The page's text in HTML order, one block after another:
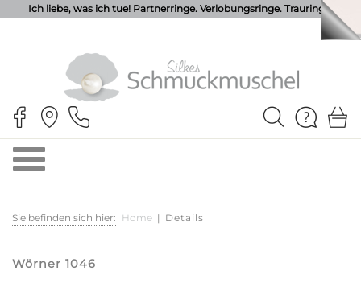
Ich liebe, was ich tue! Partnerringe. Verlobungsringe. Trauringe.
Sie befinden sich hier: Home | Details
Wörner 1046